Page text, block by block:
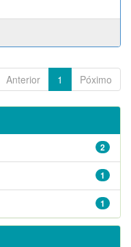
Anterior 1 Póximo
2
1
1